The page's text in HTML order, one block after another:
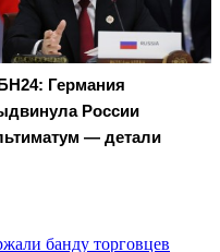
Германия
России
— детали
банду торговцев